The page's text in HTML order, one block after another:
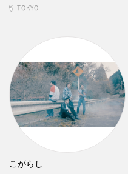
TOKYO
こがらし